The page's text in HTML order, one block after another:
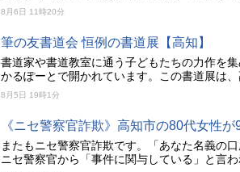
8月6日 11時20分
筆の友書道会 恒例の書道展【高知】
書道家や書道教室に通う子どもたちの力作を
かるぽーとで開かれています。この書道展は
8月5日 19時1分
《ニセ警察官詐欺》高知市の80代女性が
またもニセ警察官詐欺です。「あなた名義の
ニセ警察官から「事件に関与している」と言